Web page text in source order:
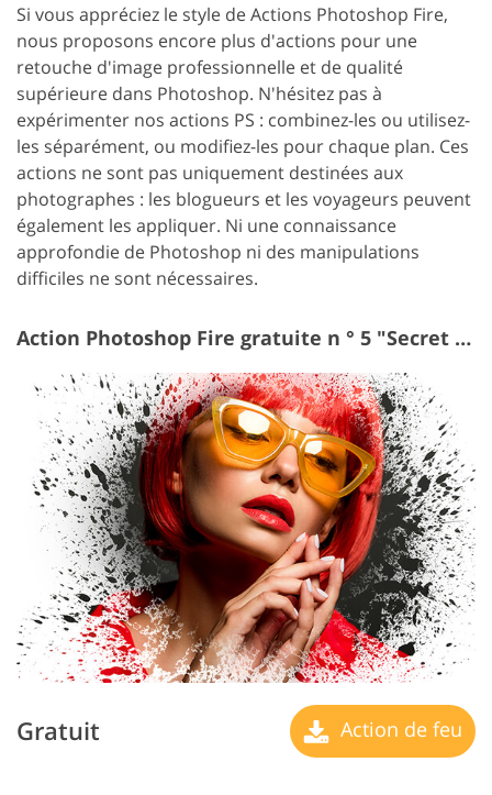
Si vous appréciez le style de Actions Photoshop Fire,
nous proposons encore plus d'actions pour une
retouche d'image professionnelle et de qualité
supérieure dans Photoshop. N'hésitez pas à
expérimenter nos actions PS : combinez-les ou utilisez-
les séparément, ou modifiez-les pour chaque plan. Ces
actions ne sont pas uniquement destinées aux
photographes : les blogueurs et les voyageurs peuvent
également les appliquer. Ni une connaissance
approfondie de Photoshop ni des manipulations
difficiles ne sont nécessaires.
Action Photoshop Fire gratuite n ° 5 "Secret Dreams"
Gratuit Action de feu